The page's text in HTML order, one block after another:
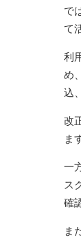
で
て
利
め
込
改
ま
一
ス
確
ま